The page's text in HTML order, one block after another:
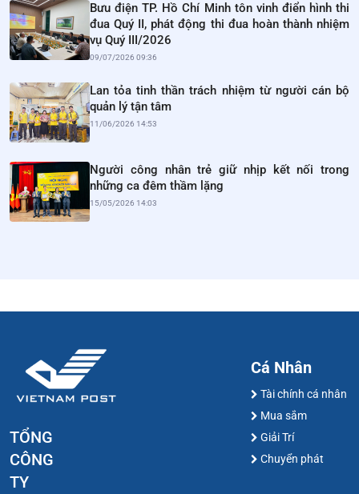
Bưu điện TP. Hồ Chí Minh tôn vinh điển hình thi
đua Quý II, phát động thi đua hoàn thành nhiệm
vụ Quý III/2026
09/07/2026 09:36
Lan tỏa tinh thần trách nhiệm từ người cán bộ
quản lý tận tâm
11/06/2026 14:53
Người công nhân trẻ giữ nhịp kết nối trong
những ca đêm thầm lặng
15/05/2026 14:03
TỔNG
CÔNG
TY
Cá Nhân
Tài chính cá nhân
Mua sắm
Giải Trí
Chuyển phát